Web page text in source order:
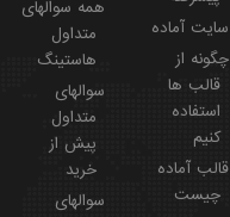
سایت آماده
چگونه از
قالب ها
استفاده
کنیم
قالب آماده
چیست
همه سوالهای
متداول
هاستینگ
سوالهای
متداول
پیش از
خرید
سوالهای